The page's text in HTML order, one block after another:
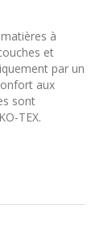
à
et
par un
aux
sont
TEX.